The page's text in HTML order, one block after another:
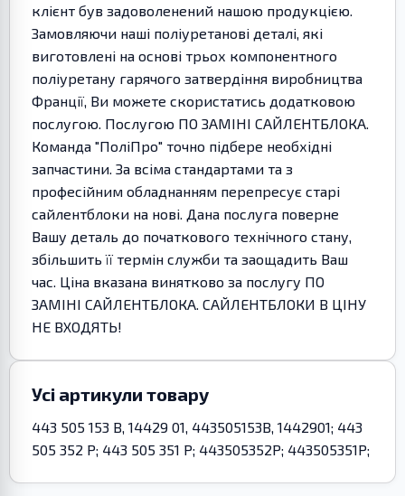
клієнт був задоволенений нашою продукцією.
Замовляючи наші поліуретанові деталі, які
виготовлені на основі трьох компонентного
поліуретану гарячого затвердіння виробництва
Франції, Ви можете скористатись додатковою
послугою. Послугою ПО ЗАМІНІ САЙЛЕНТБЛОКА.
Команда "ПоліПро" точно підбере необхідні
запчастини. За всіма стандартами та з
професійним обладнанням перепресує старі
сайлентблоки на нові. Дана послуга поверне
Вашу деталь до початкового технічного стану,
збільшить її термін служби та заощадить Ваш
час. Ціна вказана винятково за послугу ПО
ЗАМІНІ САЙЛЕНТБЛОКА. САЙЛЕНТБЛОКИ В ЦІНУ
НЕ ВХОДЯТЬ!
Усі артикули товару
443 505 153 B, 14429 01, 443505153B, 1442901; 443
505 352 P; 443 505 351 P; 443505352P; 443505351P;